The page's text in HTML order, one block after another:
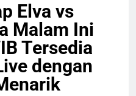
Elva vs
Malam Ini
Tersedia
dengan